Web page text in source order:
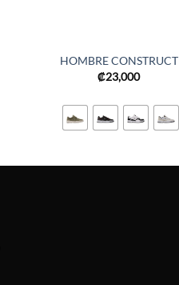
HOMBRE CONSTRUCT
₡23,000